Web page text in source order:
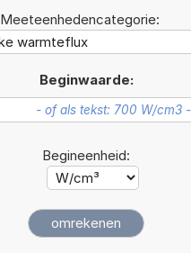
Meeteenhedencategorie:
Beginwaarde:
Begineenheid: